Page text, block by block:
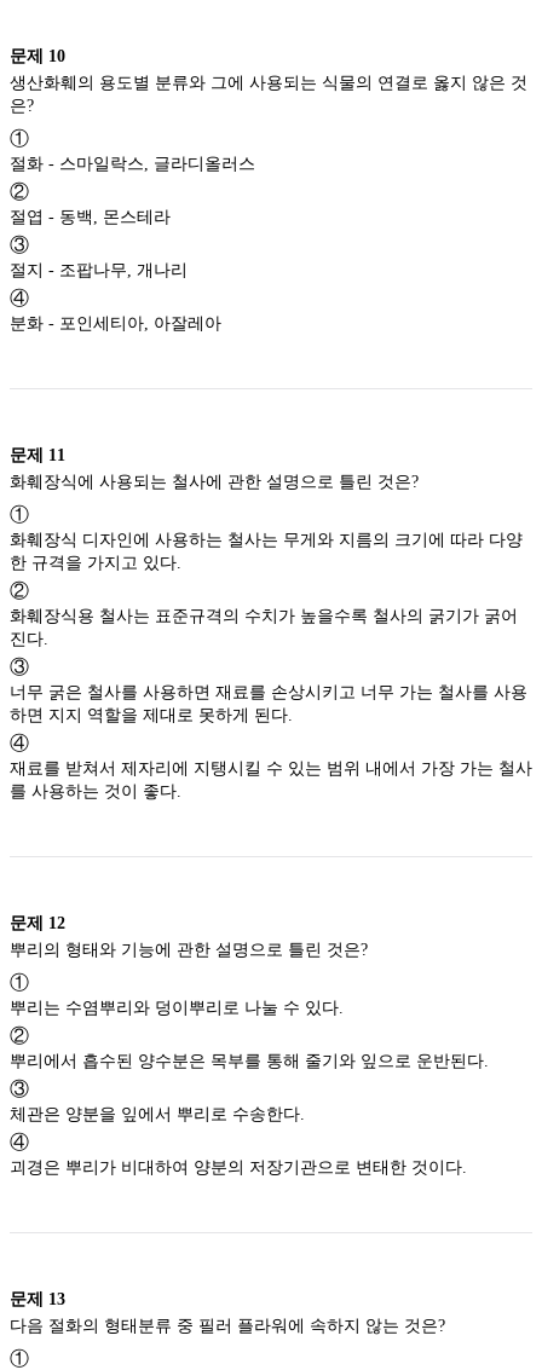
문제 10
생산화훼의 용도별 분류와 그에 사용되는 식물의 연결로 옳지 않은 것
①
절화 - 스마일락스, 글라디올러스
②
절엽 - 동백, 몬스테라
③
절지 - 조팝나무, 개나리
④
분화 - 포인세티아, 아잘레아
문제 11
①
화훼장식 디자인에 사용하는 철사는 무게와 지름의 크기에 따라 다양
한 규격을 가지고 있다.
②
화훼장식용 철사는 표준규격의 수치가 높을수록 철사의 굵기가 굵어
진다.
③
너무 굵은 철사를 사용하면 재료를 손상시키고 너무 가는 철사를 사용
하면 지지 역할을 제대로 못하게 된다.
④
재료를 받쳐서 제자리에 지탱시킬 수 있는 범위 내에서 가장 가는 철사
를 사용하는 것이 좋다.
문제 12
①
뿌리는 수염뿌리와 덩이뿌리로 나눌 수 있다.
②
뿌리에서 흡수된 양수분은 목부를 통해 줄기와 잎으로 운반된다.
③
체관은 양분을 잎에서 뿌리로 수송한다.
④
괴경은 뿌리가 비대하여 양분의 저장기관으로 변태한 것이다.
문제 13
①